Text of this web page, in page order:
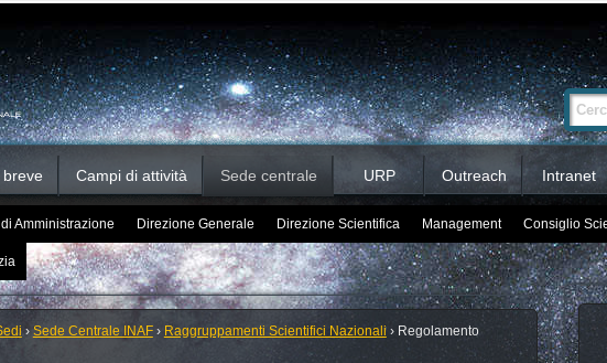
Cerca
Ricerca
avanzata…
breve Campi di attività Sede centrale URP Outreach Intranet
Amministrazione Direzione Generale Direzione Scientifica Management Consiglio
› Sede Centrale INAF › Raggruppamenti Scientifici Nazionali › Regolamento